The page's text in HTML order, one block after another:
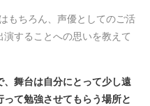
もちろん、声優としてのご活
することへの思いを教えて
舞台は自分にとって少し遠
て勉強させてもらう場所と